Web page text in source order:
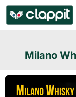
Milano